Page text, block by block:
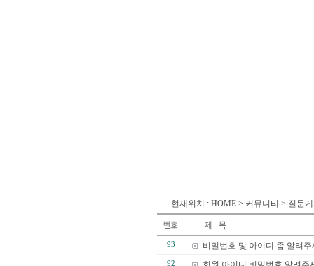
현재위치 : HOME > 커뮤니티 > 질문
93 비밀번호 및 아이디 좀 알려주
92